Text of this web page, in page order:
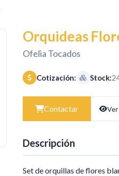
Orquideas
Ofelia Tocados
Cotización: Stock:
Contactar
Descripción
Set de orquillas de flores